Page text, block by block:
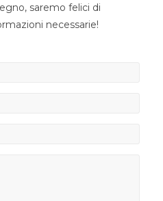
saremo felici di
necessarie!